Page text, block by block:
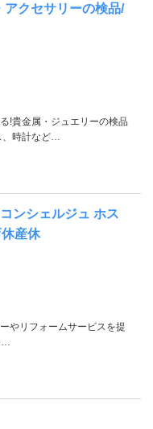
アクセサリーの検品/
!貴金属・ジュエリーの検品
時計など…
ンシェルジュ ホス
産休
やリフォームサービスを提